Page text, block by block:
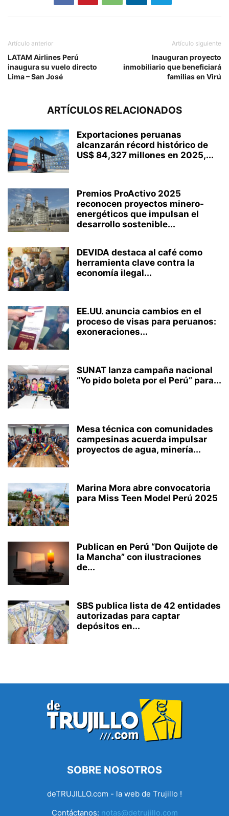
Artículo anterior
LATAM Airlines Perú
inaugura su vuelo directo
Lima – San José
Artículo siguiente
Inauguran proyecto
inmobiliario que beneficiará
familias en Virú
ARTÍCULOS RELACIONADOS
Exportaciones peruanas
alcanzarán récord histórico de
US$ 84,327 millones en 2025,...
Premios ProActivo 2025
reconocen proyectos minero-
energéticos que impulsan el
desarrollo sostenible...
DEVIDA destaca al café como
herramienta clave contra la
economía ilegal...
EE.UU. anuncia cambios en el
proceso de visas para peruanos:
exoneraciones...
SUNAT lanza campaña nacional
“Yo pido boleta por el Perú” para...
Mesa técnica con comunidades
campesinas acuerda impulsar
proyectos de agua, minería...
Marina Mora abre convocatoria
para Miss Teen Model Perú 2025
Publican en Perú “Don Quijote de
la Mancha” con ilustraciones
de...
SBS publica lista de 42 entidades
autorizadas para captar
depósitos en...
SOBRE NOSOTROS
deTRUJILLO.com - la web de Trujillo !
Contáctanos: notas@detrujillo.com